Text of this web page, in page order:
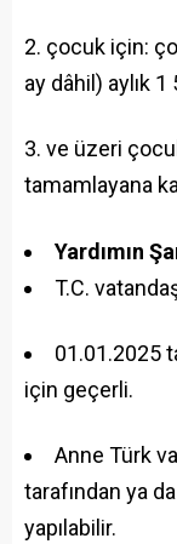
çocuk için:
ay dâhil) aylık 1
ve üzeri
tamamlayana
Yardımın
T.C.
01.01.2025
için geçerli.
Anne Türk
tarafından ya
yapılabilir.